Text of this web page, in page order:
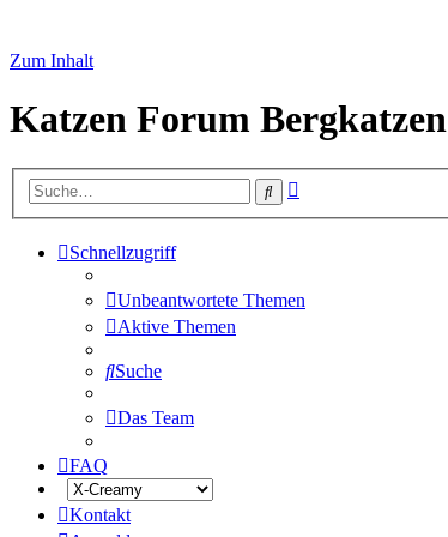
Zum Inhalt
Katzen Forum Bergkatzen
Suche
Schnellzugriff
Unbeantwortete Themen
Aktive Themen
Suche
Das Team
FAQ
Kontakt